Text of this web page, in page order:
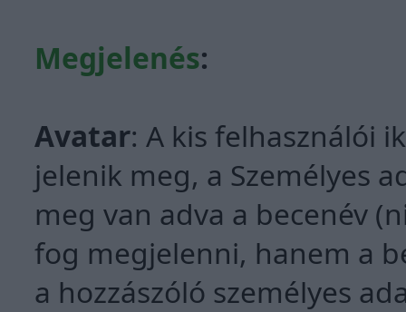
Megjelenés:
Avatar: A kis felhasználói
jelenik meg, a Személyes
meg van adva a becenév
fog megjelenni, hanem a
a hozzászóló személyes